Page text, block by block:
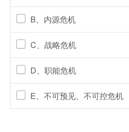
B、内源危机
C、战略危机
D、职能危机
E、不可预见、不可控危机